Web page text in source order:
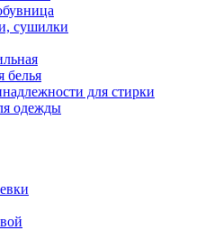
сушилки
белья
для стирки
одежды